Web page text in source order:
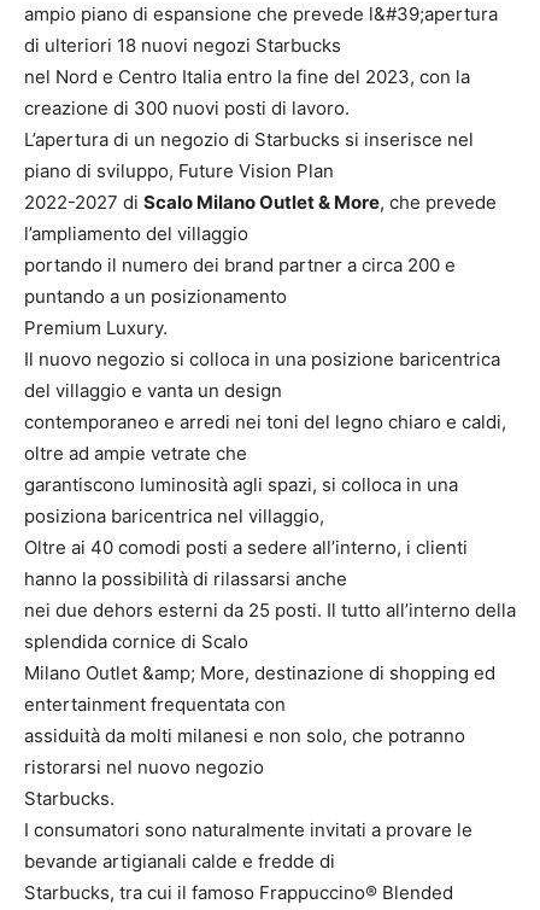
ampio piano di espansione che prevede l&#39;apertura
di ulteriori 18 nuovi negozi Starbucks
nel Nord e Centro Italia entro la fine del 2023, con la
creazione di 300 nuovi posti di lavoro.
L’apertura di un negozio di Starbucks si inserisce nel
piano di sviluppo, Future Vision Plan
2022-2027 di Scalo Milano Outlet & More, che prevede
l’ampliamento del villaggio
portando il numero dei brand partner a circa 200 e
puntando a un posizionamento
Premium Luxury.
Il nuovo negozio si colloca in una posizione baricentrica
del villaggio e vanta un design
contemporaneo e arredi nei toni del legno chiaro e caldi,
oltre ad ampie vetrate che
garantiscono luminosità agli spazi, si colloca in una
posiziona baricentrica nel villaggio,
Oltre ai 40 comodi posti a sedere all’interno, i clienti
hanno la possibilità di rilassarsi anche
nei due dehors esterni da 25 posti. Il tutto all’interno della
splendida cornice di Scalo
Milano Outlet &amp; More, destinazione di shopping ed
entertainment frequentata con
assiduità da molti milanesi e non solo, che potranno
ristorarsi nel nuovo negozio
Starbucks.
I consumatori sono naturalmente invitati a provare le
bevande artigianali calde e fredde di
Starbucks, tra cui il famoso Frappuccino® Blended